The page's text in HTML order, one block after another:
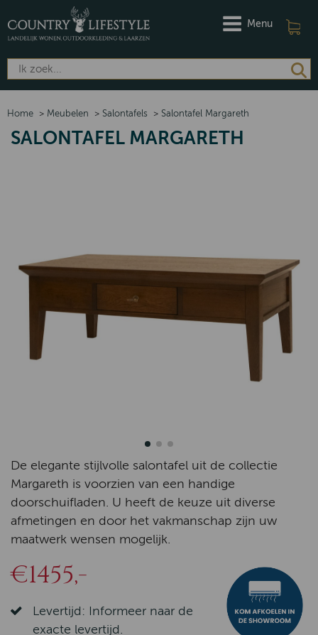
Menu
Home > Meubelen > Salontafels > Salontafel Margareth
SALONTAFEL MARGARETH
De elegante stijlvolle salontafel uit de collectie
Margareth is voorzien van een handige
doorschuifladen. U heeft de keuze uit diverse
afmetingen en door het vakmanschap zijn uw
maatwerk wensen mogelijk.
€1455,-
Levertijd: Informeer naar de
exacte levertijd.